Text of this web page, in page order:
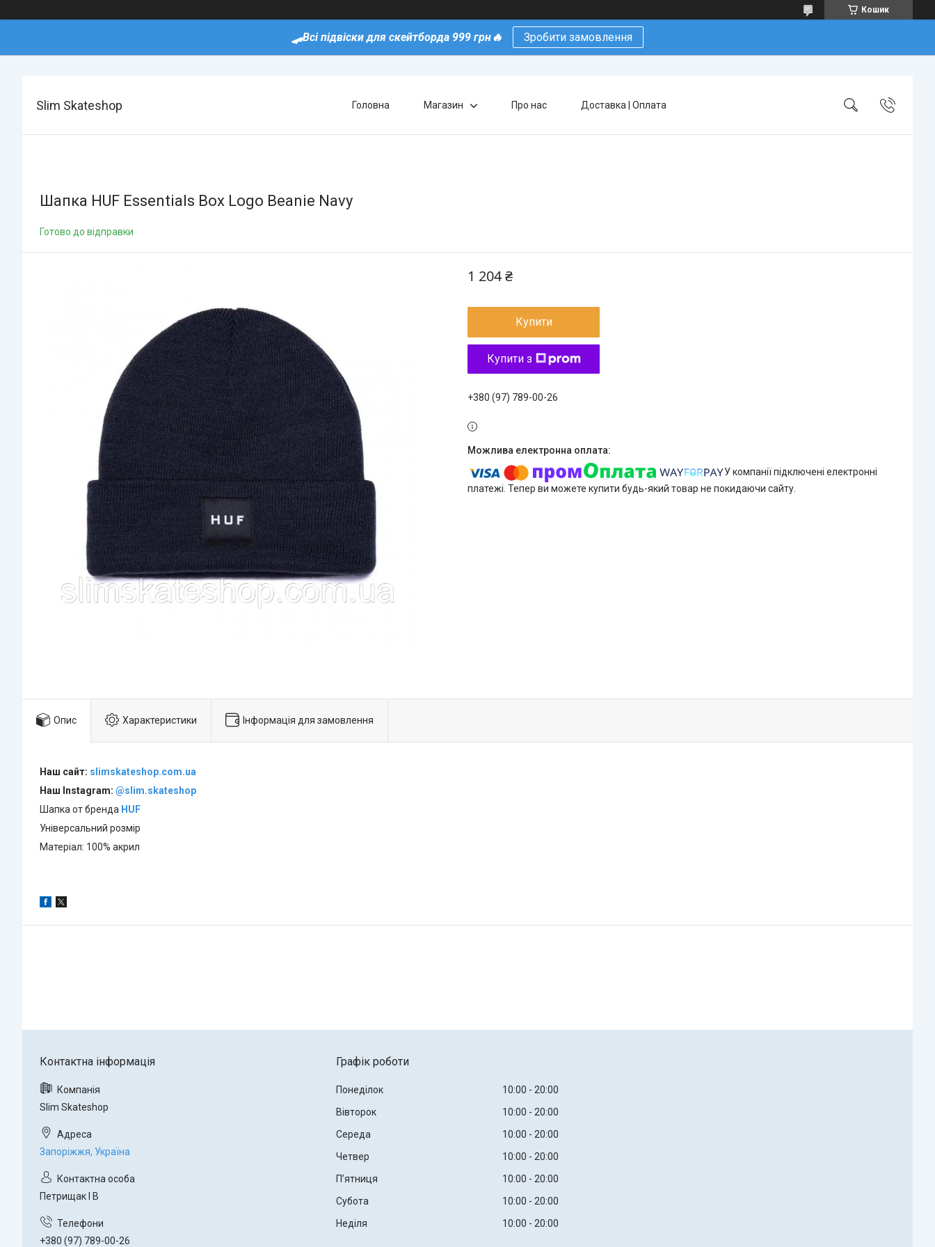
Кошик
🛹Всі підвіски для скейтборда 999 грн🔥 Зробити замовлення
Slim Skateshop Головна Магазин Про нас Доставка | Оплата
Шапка HUF Essentials Box Logo Beanie Navy
Готово до відправки
1 204 ₴
Купити
Купити з
+380 (97) 789-00-26
У компанії підключені електронні
платежі. Тепер ви можете купити будь-який товар не покидаючи сайту.
Опис Характеристики Інформація для замовлення
Наш сайт: slimskateshop.com.ua
Наш Instagram: @slim.skateshop
Шапка от бренда HUF
Універсальний розмір
Матеріал: 100% акрил
Slim Skateshop
Запоріжжя, Україна
Петрищак І В
+380 (97) 789-00-26
Графік роботи
Понеділок 10:00
20:00
Вівторок
10:00
20:00
Середа
10:00
20:00
Четвер
10:00
20:00
Пʼятниця
10:00
20:00
Субота
10:00
20:00
Неділя
10:00 20:00